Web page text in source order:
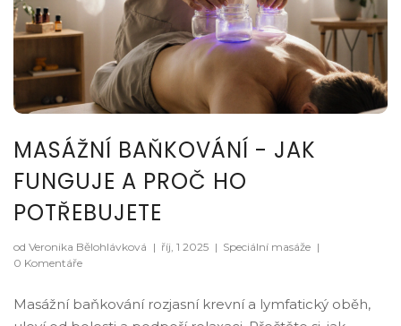
MASÁŽNÍ BAŇKOVÁNÍ - JAK
FUNGUJE A PROČ HO
POTŘEBUJETE
od Veronika Bělohlávková | říj, 1 2025 | Speciální masáže |
0 Komentáře
Masážní baňkování rozjasní krevní a lymfatický oběh,